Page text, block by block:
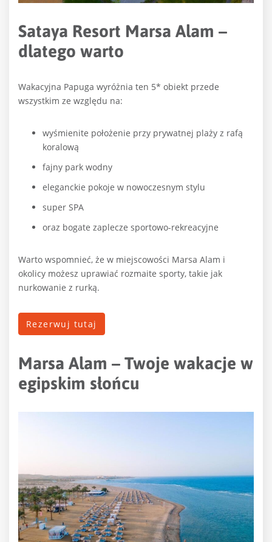
Sataya Resort Marsa Alam –
dlatego warto
Wakacyjna Papuga wyróżnia ten 5* obiekt przede
wszystkim ze względu na:
wyśmienite położenie przy prywatnej plaży z rafą
koralową
fajny park wodny
eleganckie pokoje w nowoczesnym stylu
super SPA
oraz bogate zaplecze sportowo-rekreacyjne
Warto wspomnieć, że w miejscowości Marsa Alam i
okolicy możesz uprawiać rozmaite sporty, takie jak
nurkowanie z rurką.
Rezerwuj tutaj
Marsa Alam – Twoje wakacje w
egipskim słońcu